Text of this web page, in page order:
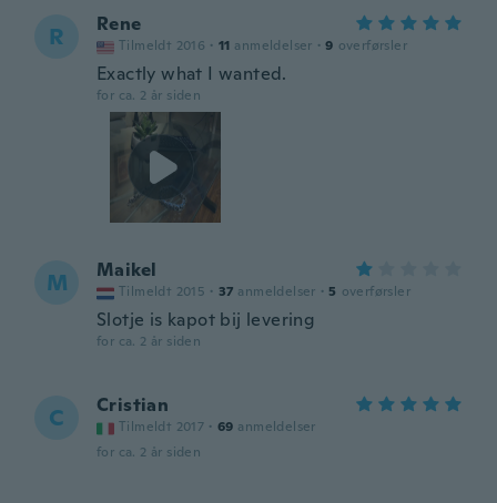
R Rene
Tilmeldt 2016 · 11 anmeldelser · 9 overførsler
Exactly what I wanted.
for ca. 2 år siden
M Maikel
Tilmeldt 2015 · 37 anmeldelser · 5 overførsler
Slotje is kapot bij levering
for ca. 2 år siden
C Cristian
Tilmeldt 2017 · 69 anmeldelser
for ca. 2 år siden